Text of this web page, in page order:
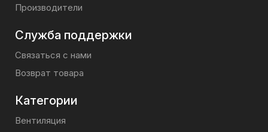
Производители
Служба поддержки
Связаться с нами
Возврат товара
Категории
Вентиляция